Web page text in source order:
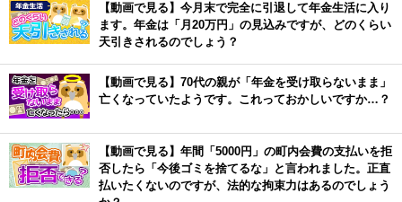
【動画で見る】今月末で完全に引退して年金生活に入り
ます。年金は「月20万円」の見込みですが、どのくらい
天引きされるのでしょう？
【動画で見る】70代の親が「年金を受け取らないまま」
亡くなっていたようです。これっておかしいですか…？
【動画で見る】年間「5000円」の町内会費の支払いを拒
否したら「今後ゴミを捨てるな」と言われました。正直
払いたくないのですが、法的な拘束力はあるのでしょう